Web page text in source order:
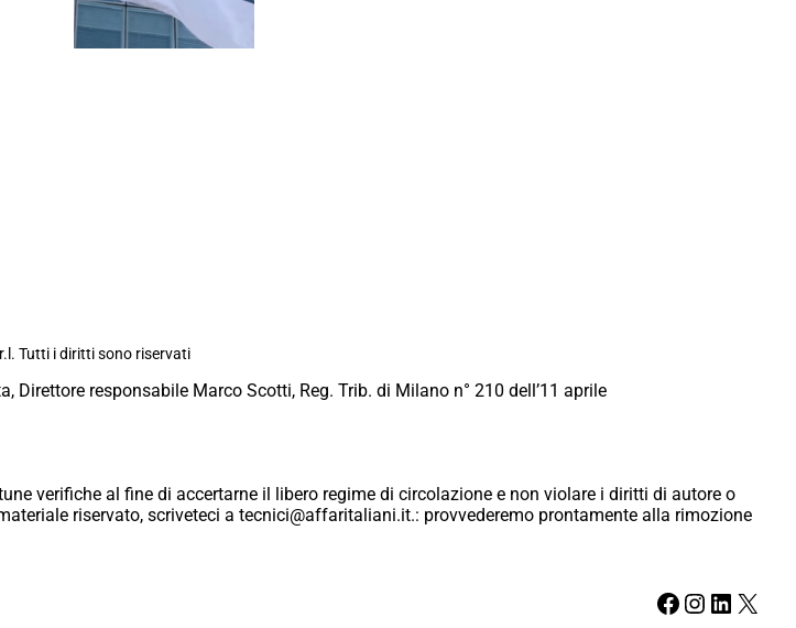
Tutti i diritti sono riservati
Direttore responsabile Marco Scotti, Reg. Trib. di Milano n° 210 dell’11 aprile
verifiche al fine di accertarne il libero regime di circolazione e non violare i diritti di autore o
riservato, scriveteci a tecnici@affaritaliani.it.: provvederemo prontamente alla rimozione
Facebook Instagram LinkedIn X